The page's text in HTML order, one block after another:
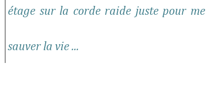
étage sur la corde raide juste pour me
sauver la vie ...